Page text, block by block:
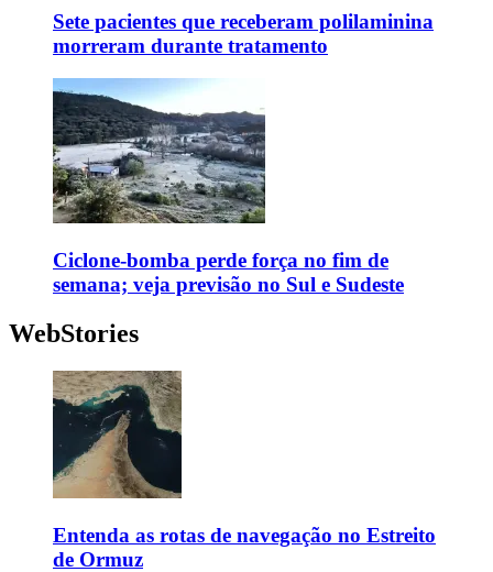
Sete pacientes que receberam polilaminina
morreram durante tratamento
Ciclone-bomba perde força no fim de
semana; veja previsão no Sul e Sudeste
WebStories
Entenda as rotas de navegação no Estreito
de Ormuz